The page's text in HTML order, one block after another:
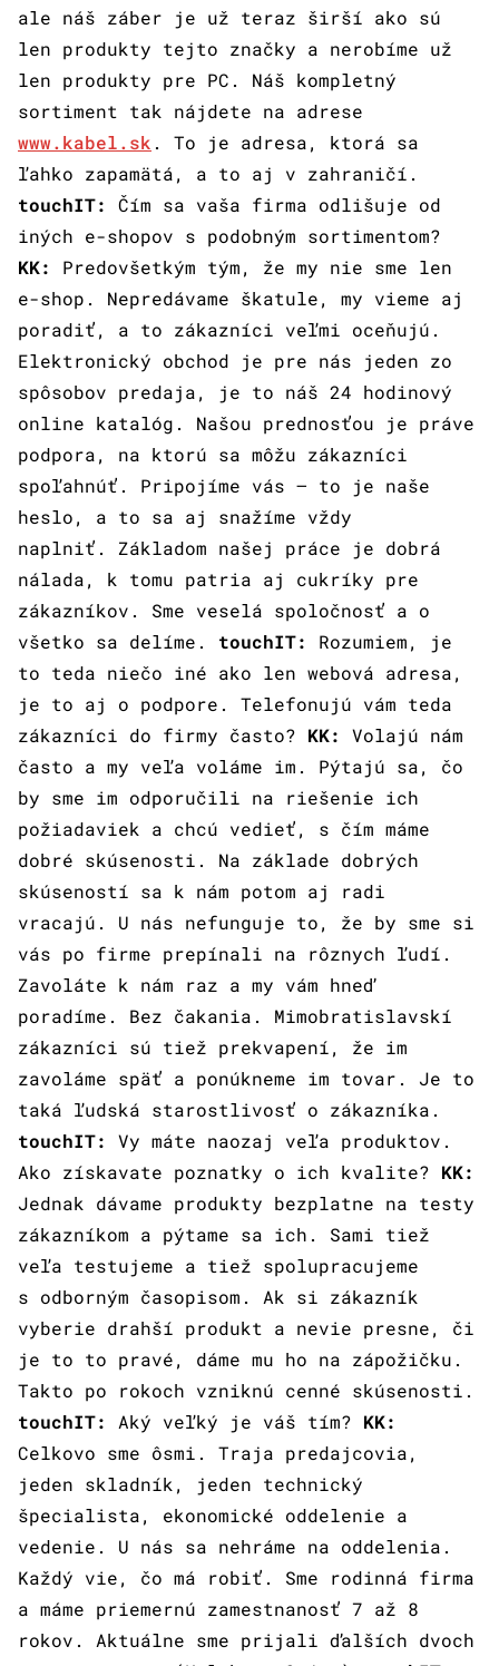
ale náš záber je už teraz širší ako sú
len produkty tejto značky a nerobíme už
len produkty pre PC. Náš kompletný
sortiment tak nájdete na adrese
www.kabel.sk . To je adresa, ktorá sa
ľahko zapamätá, a to aj v zahraničí.
touchIT:
Čím sa vaša firma odlišuje od
iných e-shopov s podobným sortimentom?
KK:
Predovšetkým tým, že my nie sme len
e-shop. Nepredávame škatule, my vieme aj
poradiť, a to zákazníci veľmi oceňujú.
Elektronický obchod je pre nás jeden zo
spôsobov predaja, je to náš 24 hodinový
online katalóg. Našou prednosťou je práve
podpora, na ktorú sa môžu zákazníci
spoľahnúť. Pripojíme vás – to je naše
heslo, a to sa aj snažíme vždy
naplniť. Základom našej práce je dobrá
nálada, k tomu patria aj cukríky pre
zákazníkov. Sme veselá spoločnosť a o
všetko sa delíme. touchIT:
Rozumiem, je
to teda niečo iné ako len webová adresa,
je to aj o podpore. Telefonujú vám teda
zákazníci do firmy často? KK:
Volajú nám
často a my veľa voláme im. Pýtajú sa, čo
by sme im odporučili na riešenie ich
požiadaviek a chcú vedieť, s čím máme
dobré skúsenosti. Na základe dobrých
skúseností sa k nám potom aj radi
vracajú. U nás nefunguje to, že by sme si
vás po firme prepínali na rôznych ľudí.
Zavoláte k nám raz a my vám hneď
poradíme. Bez čakania. Mimobratislavskí
zákazníci sú tiež prekvapení, že im
zavoláme späť a ponúkneme im tovar. Je to
taká ľudská starostlivosť o zákazníka.
touchIT:
Vy máte naozaj veľa produktov.
Ako získavate poznatky o ich kvalite? KK:
Jednak dávame produkty bezplatne na testy
zákazníkom a pýtame sa ich. Sami tiež
veľa testujeme a tiež spolupracujeme
s odborným časopisom. Ak si zákazník
vyberie drahší produkt a nevie presne, či
je to to pravé, dáme mu ho na zápožičku.
Takto po rokoch vzniknú cenné skúsenosti.
touchIT:
Aký veľký je váš tím? KK:
Celkovo sme ôsmi. Traja predajcovia,
jeden skladník, jeden technický
špecialista, ekonomické oddelenie a
vedenie. U nás sa nehráme na oddelenia.
Každý vie, čo má robiť. Sme rodinná firma
a máme priemernú zamestnanosť 7 až 8
rokov. Aktuálne sme prijali ďalších dvoch